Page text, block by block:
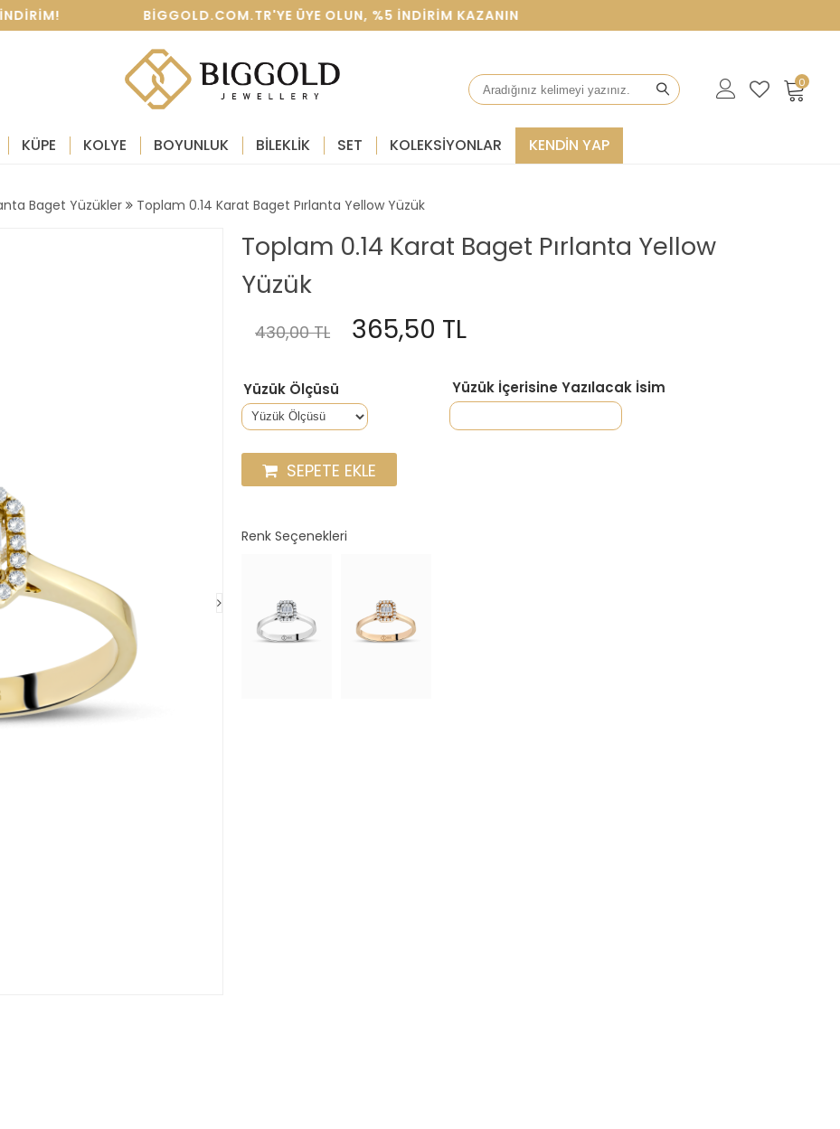
INDIRIM! BIGGOLD.COM.TR'YE ÜYE OLUN, %5 INDIRIM KAZANIN
0
KÜPE KOLYE BOYUNLUK BİLEKLİK SET KOLEKSIYONLAR KENDİN YAP
Baget Yüzükler Toplam 0.14 Karat Baget Pırlanta Yellow Yüzük
Toplam 0.14 Karat Baget Pırlanta Yellow
Yüzük
430,00 TL 365,50 TL
Yüzük Ölçüsü Yüzük İçerisine Yazılacak İsim
SEPETE EKLE
Renk Seçenekleri